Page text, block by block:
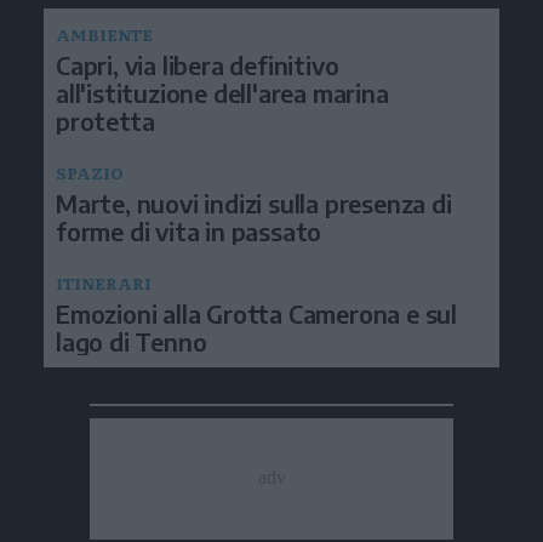
AMBIENTE
Capri, via libera definitivo
all'istituzione dell'area marina
protetta
SPAZIO
Marte, nuovi indizi sulla presenza di
forme di vita in passato
ITINERARI
Emozioni alla Grotta Camerona e sul
lago di Tenno